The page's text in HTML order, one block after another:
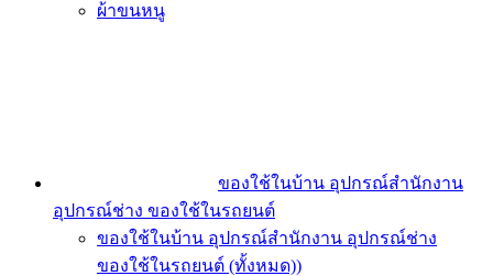
ผ้าขนหนู
ของใช้ในบ้าน อุปกรณ์สำนักงาน
อุปกรณ์ช่าง ของใช้ในรถยนต์
ของใช้ในบ้าน อุปกรณ์สำนักงาน อุปกรณ์ช่าง
ของใช้ในรถยนต์ (ทั้งหมด))